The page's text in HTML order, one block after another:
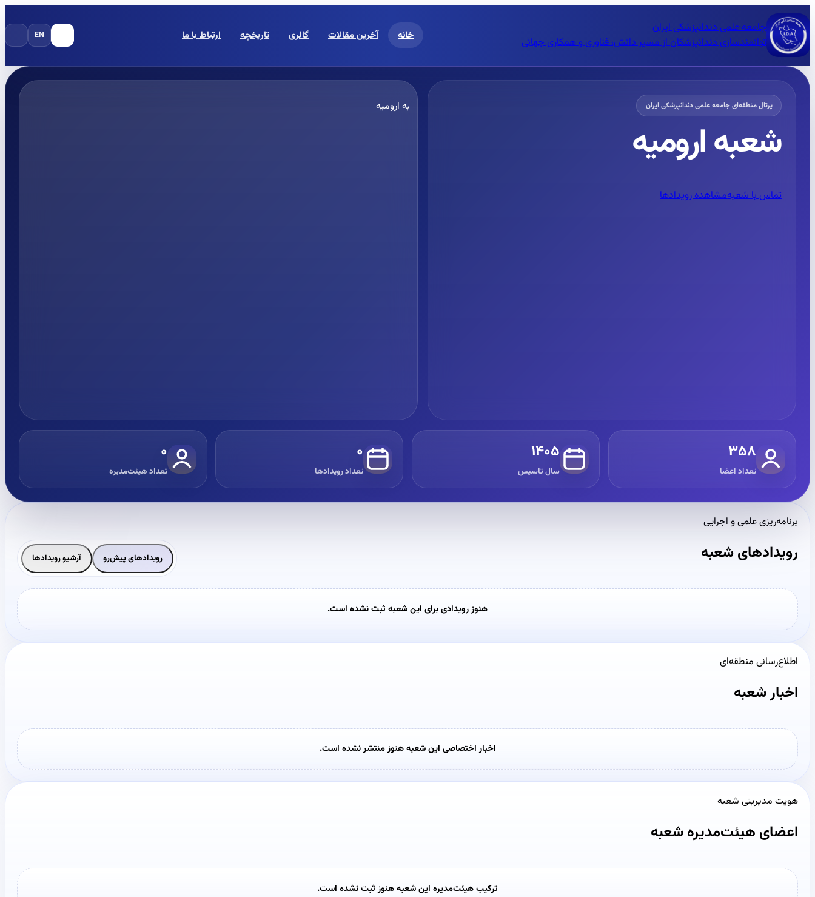
جامعه علمی دندانپزشکی ایران
توانمندسازی دندانپزشکان از مسیر دانش، فناوری و همکاری جهانی
خانه آخرین مقالات گالری تاریخچه ارتباط با ما EN
پرتال منطقه‌ای جامعه علمی دندانپزشکی ایران
شعبه ارومیه
تماس با شعبهمشاهده رویدادها
شعبه ارومیه
شعبه ارومیه
۳۵۸
تعداد اعضا
۱۴۰۵
سال تاسیس
۰
تعداد رویدادها
۰
تعداد هیئت‌مدیره
برنامه‌ریزی علمی و اجرایی
رویدادهای شعبه رویدادهای پیش‌رو آرشیو رویدادها
هنوز رویدادی برای این شعبه ثبت نشده است.
اطلاع‌رسانی منطقه‌ای
اخبار شعبه
اخبار اختصاصی این شعبه هنوز منتشر نشده است.
هویت مدیریتی شعبه
اعضای هیئت‌مدیره شعبه
ترکیب هیئت‌مدیره این شعبه هنوز ثبت نشده است.